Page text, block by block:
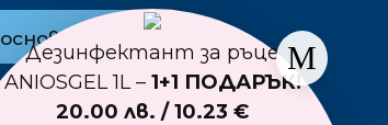
Дезинфектант за ръце
ANIOSGEL 1L – 1+1 ПОДАРЪК!
20.00 лв. / 10.23 €
сайт